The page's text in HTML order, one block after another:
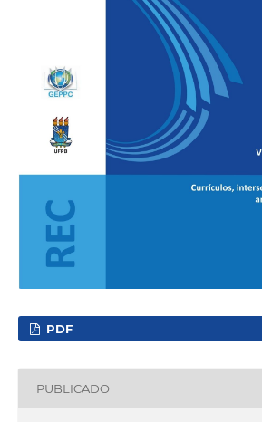
PDF
PUBLICADO